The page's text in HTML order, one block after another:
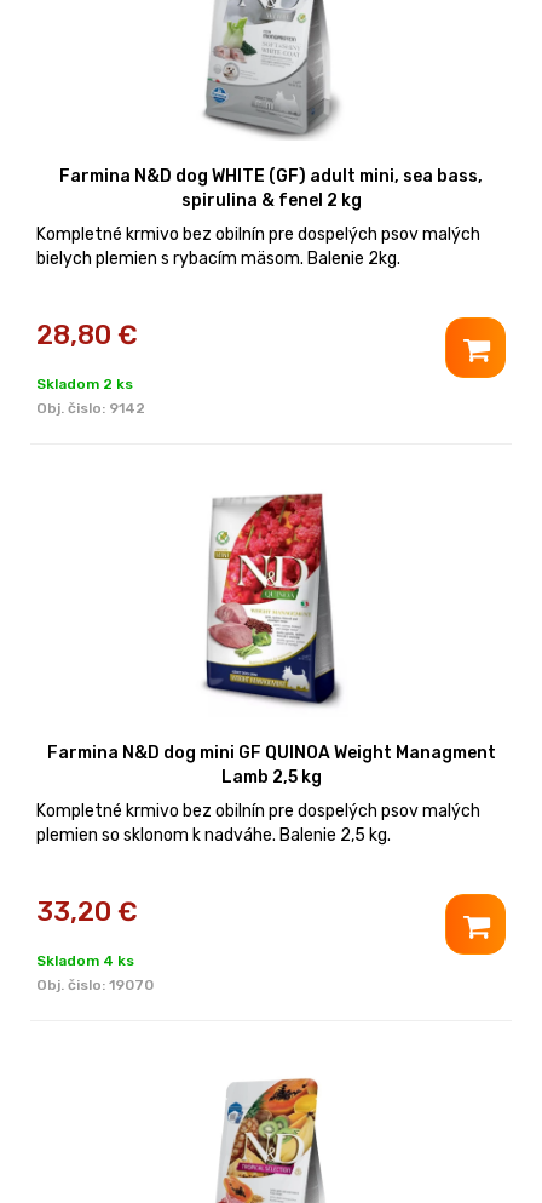
Farmina N&D dog WHITE (GF) adult mini, sea bass,
spirulina & fenel 2 kg
Kompletné krmivo bez obilnín pre dospelých psov malých
bielych plemien s rybacím mäsom. Balenie 2kg.
28,80 €
Skladom 2 ks
Obj. čislo: 9142
Farmina N&D dog mini GF QUINOA Weight Managment
Lamb 2,5 kg
Kompletné krmivo bez obilnín pre dospelých psov malých
plemien so sklonom k nadváhe. Balenie 2,5 kg.
33,20 €
Skladom 4 ks
Obj. čislo: 19070